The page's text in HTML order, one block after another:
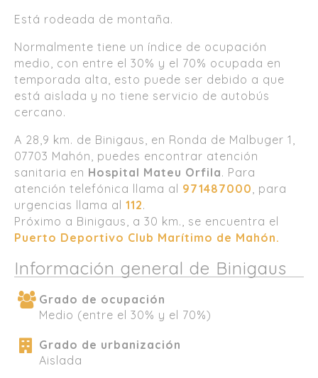
Está rodeada de montaña.
Normalmente tiene un índice de ocupación
medio, con entre el 30% y el 70% ocupada en
temporada alta, esto puede ser debido a que
está aislada y no tiene servicio de autobús
cercano.
A 28,9 km. de Binigaus, en Ronda de Malbuger 1,
07703 Mahón, puedes encontrar atención
sanitaria en Hospital Mateu Orfila. Para
atención telefónica llama al 971487000, para
urgencias llama al 112.
Próximo a Binigaus, a 30 km., se encuentra el
Puerto Deportivo Club Marítimo de Mahón.
Información general de Binigaus
Grado de ocupación
Medio (entre el 30% y el 70%)
Grado de urbanización
Aislada